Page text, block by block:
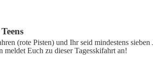
(rotePisten) und Ihr seid mindestens sieben
Euch zu dieser Tagesskifahrt an!